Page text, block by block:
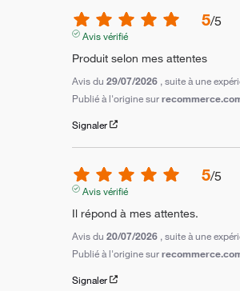
5/5
Avis vérifié
Produit selon mes attentes
Avis du29/07/2026 , suite à une
Publié à l'origine sur
Signaler
5/5
Avis vérifié
Il répond à mes attentes.
Avis du20/07/2026 , suite à une
Publié à l'origine sur
Signaler